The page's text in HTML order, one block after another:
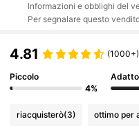
Informazioni e obblighi del
Per segnalare questo
4.81 (1000+)
Piccolo
4%
Adatto
riacquisterò(3) ottimo per